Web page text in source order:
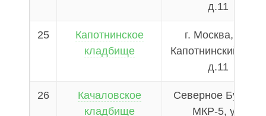
д.11
25
Капотнинское
кладбище
г. Москва, 1-й
Капотнинский пр-д,
д.11
26
Качаловское
кладбище
Северное Бутово,
МКР-5, ул.